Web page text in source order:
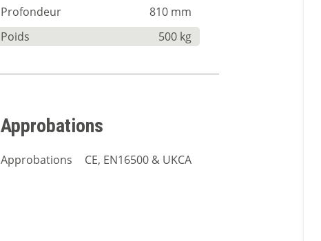
Profondeur
810 mm
Poids
500 kg
Approbations
Approbations CE, EN16500 & UKCA